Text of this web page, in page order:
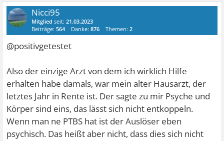
Nicci95
Mitglied seit:21.03.2023
Beiträge:564 Danke:876 Themen:2
@positivgetestet
Also der einzige Arzt von dem ich wirklich Hilfe
erhalten habe damals, war mein alter Hausarzt, der
letztes Jahr in Rente ist. Der sagte zu mir Psyche und
Körper sind eins, das lässt sich nicht entkoppeln.
Wenn man ne PTBS hat ist der Auslöser eben
psychisch. Das heißt aber nicht, dass dies sich nicht